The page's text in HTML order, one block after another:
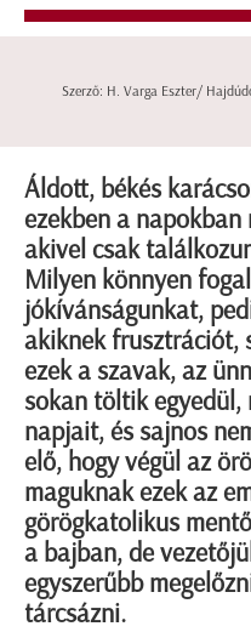
Szerző: H. Varga Eszter/
Áldott, békés
ezekben a
akivel csak
Milyen könnyen
jókívánságunkat,
akiknek frusztrációt,
ezek a szavak, az
sokan töltik egyedül,
napjait, és sajnos
elő, hogy végül az
maguknak ezek az
görögkatolikus
a bajban, de
egyszerűbb
tárcsázni.